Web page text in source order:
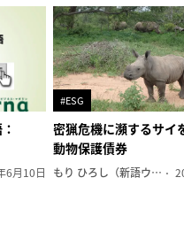
6月10日
#ESG
密猟危機に瀕するサイ
動物保護債券
もり ひろし（新語ウォッチャー）